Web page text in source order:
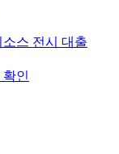
소스 전시 대출
확인